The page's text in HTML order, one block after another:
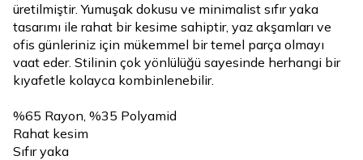
üretilmiştir. Yumuşak dokusu ve minimalist sıfır yaka
tasarımı ile rahat bir kesime sahiptir, yaz akşamları ve
ofis günleriniz için mükemmel bir temel parça olmayı
vaat eder. Stilinin çok yönlülüğü sayesinde herhangi bir
kıyafetle kolayca kombinlenebilir.
%65 Rayon, %35 Polyamid
Rahat kesim
Sıfır yaka